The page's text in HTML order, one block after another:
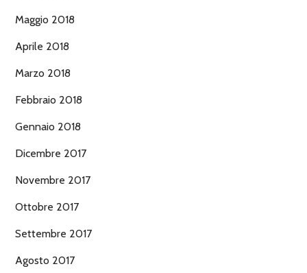
Maggio 2018
Aprile 2018
Marzo 2018
Febbraio 2018
Gennaio 2018
Dicembre 2017
Novembre 2017
Ottobre 2017
Settembre 2017
Agosto 2017